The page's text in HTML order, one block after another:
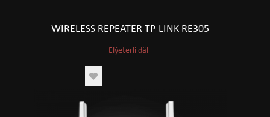
WIRELESS REPEATER TP-LINK RE305
Elýeterli däl